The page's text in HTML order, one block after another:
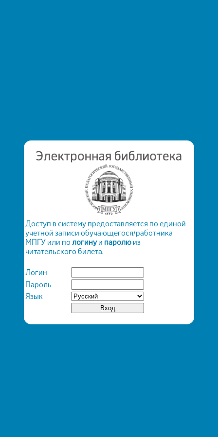
Доступ в систему предоставляется по единой
учетной записи обучающегося/работника
МПГУ или по логинуи паролю из
читательского билета.
Логин
Пароль
Язык